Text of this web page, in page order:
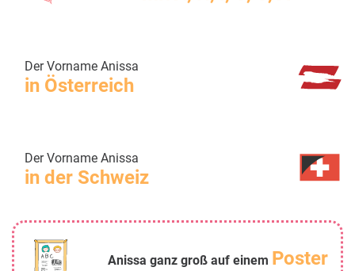
Der Vorname Anissa
in Österreich
Der Vorname Anissa
in der Schweiz
Anissa ganz groß auf einem Poster